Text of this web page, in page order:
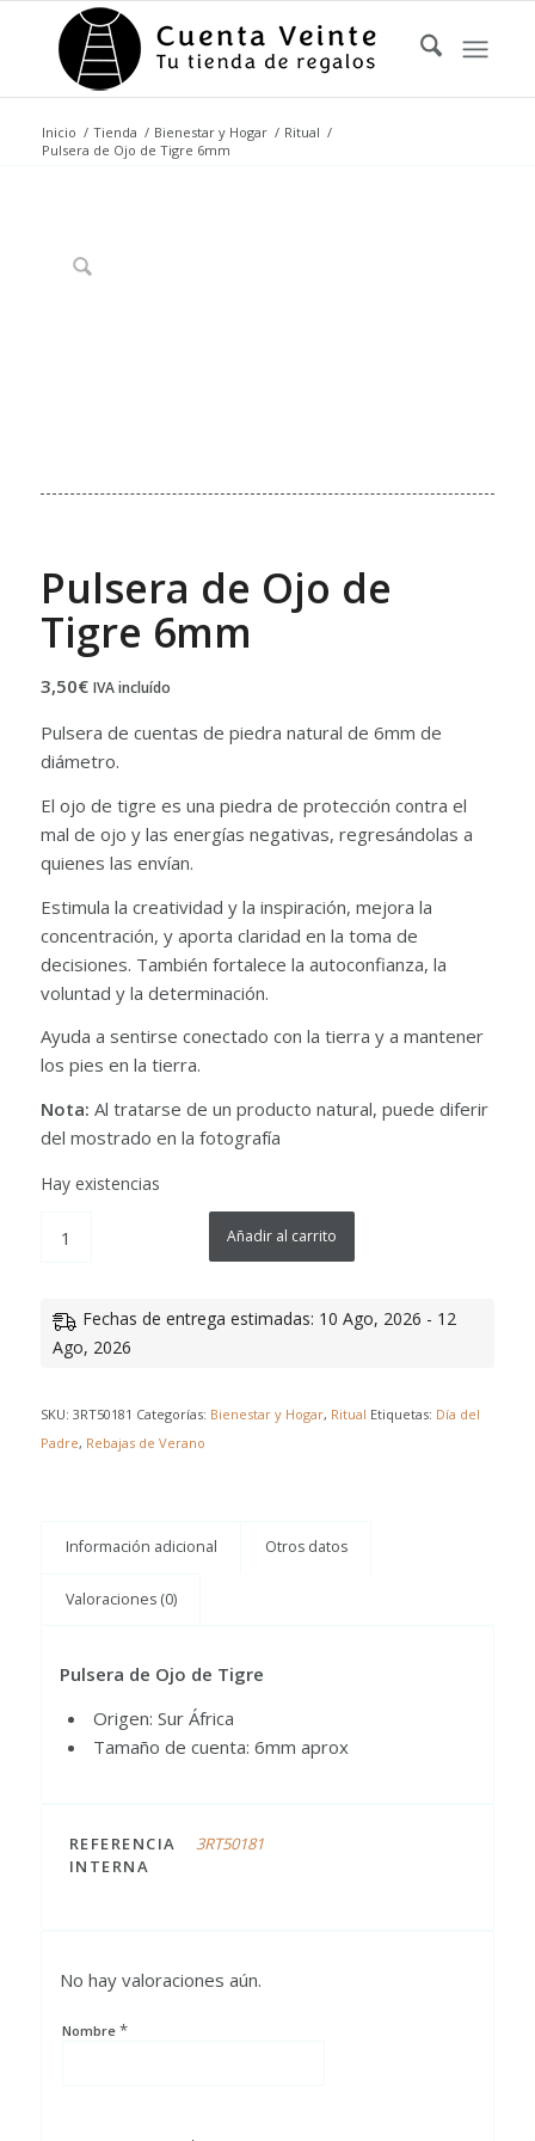
Inicio / Tienda / Bienestar y Hogar / Ritual /
Pulsera de Ojo de Tigre 6mm
Pulsera de Ojo de
Tigre 6mm
3,50€ IVA incluído
Pulsera de cuentas de piedra natural de 6mm de
diámetro.
El ojo de tigre es una piedra de protección contra el
mal de ojo y las energías negativas, regresándolas a
quienes las envían.
Estimula la creatividad y la inspiración, mejora la
concentración, y aporta claridad en la toma de
decisiones. También fortalece la autoconfianza, la
voluntad y la determinación.
Ayuda a sentirse conectado con la tierra y a mantener
los pies en la tierra.
Nota: Al tratarse de un producto natural, puede diferir
del mostrado en la fotografía
Hay existencias
Añadir al carrito
Fechas de entrega estimadas: 10 Ago, 2026 - 12
Ago, 2026
SKU: 3RT50181 Categorías: Bienestar y Hogar, Ritual Etiquetas: Día del
Padre, Rebajas de Verano
Información adicional Otros datos
Valoraciones (0)
Pulsera de Ojo de Tigre
Origen: Sur África
Tamaño de cuenta: 6mm aprox
REFERENCIA
INTERNA
3RT50181
No hay valoraciones aún.
Nombre *